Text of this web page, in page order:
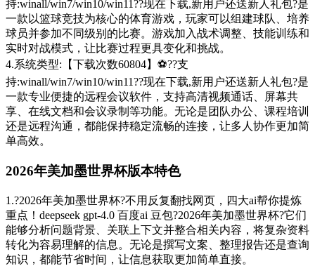
持:winall/win7/win10/win11??现在下载,新用户还送新人礼包?是
一款以篮球竞技为核心的体育游戏，玩家可以组建球队、培养
球员并参加不同级别的比赛。游戏加入战术调整、技能训练和
实时对战模式，让比赛过程更具变化和挑战。
4.系统类型:【下载次数60804】⚽??支
持:winall/win7/win10/win11??现在下载,新用户还送新人礼包?是
一款专业便捷的远程会议软件，支持高清视频通话、屏幕共
享、在线文档和会议录制等功能。无论是团队办公、课程培训
还是远程沟通，都能保持稳定流畅的连接，让多人协作更加简
单高效。
2026年美加墨世界杯版本特色
1.?2026年美加墨世界杯?不用反复翻找网页，四大ai帮你提炼
重点！deepseek gpt-4.0 百度ai 豆包?2026年美加墨世界杯?它们
能够分析问题背景、关联上下文并整合相关内容，将复杂资料
转化为容易理解的信息。无论是撰写文案、整理报告还是查询
知识，都能节省时间，让信息获取更加简单直接。